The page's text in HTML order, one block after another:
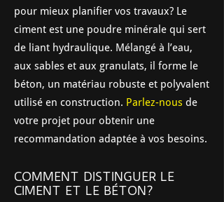
pour mieux planifier vos travaux? Le
ciment est une poudre minérale qui sert
de liant hydraulique. Mélangé à l’eau,
aux sables et aux granulats, il forme le
béton, un matériau robuste et polyvalent
utilisé en construction. Parlez-nous de
votre projet pour obtenir une
recommandation adaptée à vos besoins.
COMMENT DISTINGUER LE
CIMENT ET LE BÉTON?